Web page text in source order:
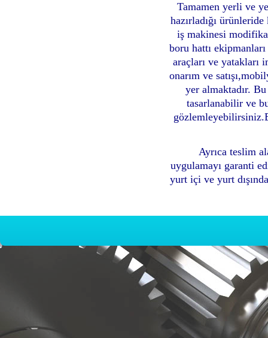
Tamamen yerli ve
hazırladığı
iş makinesi
boru hattı
araçları ve yatakları
onarım ve
yer almaktadır.
tasarlanabilir ve
Ayrıca teslim
uygulamayı garanti
yurt içi ve yurt